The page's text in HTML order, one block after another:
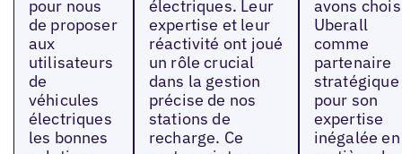
pour nous
de proposer
aux
utilisateurs
de
véhicules
électriques
les bonnes
électriques. Leur
expertise et leur
réactivité ont joué
un rôle crucial
dans la gestion
précise de nos
stations de
recharge. Ce
avons
Uberall
comme
partenaire
stratégique
pour son
expertise
inégalée en